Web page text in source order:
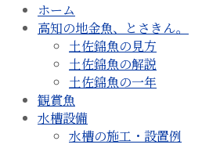
ホーム
高知の地金魚、とさきん。
土佐錦魚の見方
土佐錦魚の解説
土佐錦魚の一年
観賞魚
水槽設備
水槽の施工・設置例